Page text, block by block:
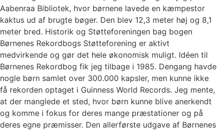
Aabenraa Bibliotek, hvor børnene lavede en kæmpestor
kaktus ud af brugte bøger. Den blev 12,3 meter høj og 8,1
meter bred. Historik og Støtteforeningen bag bogen
Børnenes Rekordbogs Støtteforening er aktivt
medvirkende og gør det hele økonomisk muligt. Idéen til
Børnenes Rekordbog fik jeg tilbage i 1985. Dengang havde
nogle børn samlet over 300.000 kapsler, men kunne ikke
få rekorden optaget i Guinness World Records. Jeg mente,
at der manglede et sted, hvor børn kunne blive anerkendt
og komme i fokus for deres mange præstationer og på
deres egne præmisser. Den allerførste udgave af Børnenes